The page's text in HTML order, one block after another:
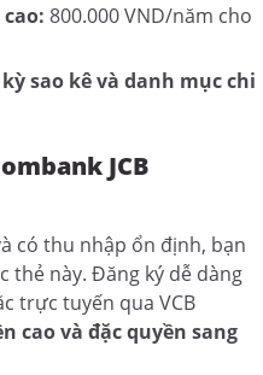
800.000 VND/năm cho
sao kê và danh mục chi
JCB
có thu nhập ổn định, bạn
thẻ này. Đăng ký dễ dàng
trực tuyến qua VCB
cao và đặc quyền sang